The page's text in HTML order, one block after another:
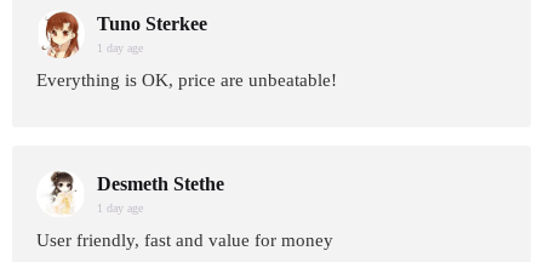
Tuno Sterkee
1 day age
Everything is OK, price are unbeatable!
Desmeth Stethe
1 day age
User friendly, fast and value for money